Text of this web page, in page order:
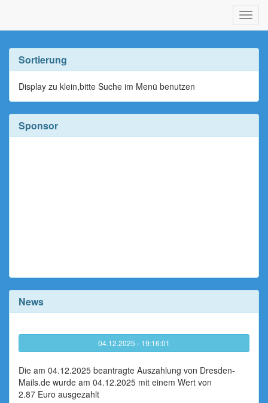
ein-/
Sortierung
Display zu klein,bitte Suche im Menü benutzen
Sponsor
News
04.12.2025 - 19:16:01
Die am 04.12.2025 beantragte Auszahlung von Dresden-
Mails.de wurde am 04.12.2025 mit einem Wert von
2.87 Euro ausgezahlt